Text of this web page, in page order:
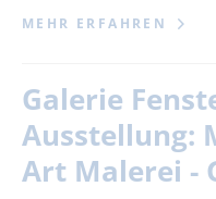
MEHR ERFAHREN
Galerie
Ausstellung:
Art Malerei -